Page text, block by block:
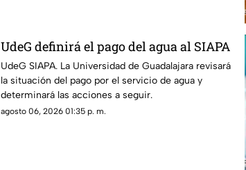
UdeG definirá el pago del agua al SIAPA
UdeG SIAPA. La Universidad de Guadalajara revisará
la situación del pago por el servicio de agua y
determinará las acciones a seguir.
agosto 06, 2026 01:35 p. m.